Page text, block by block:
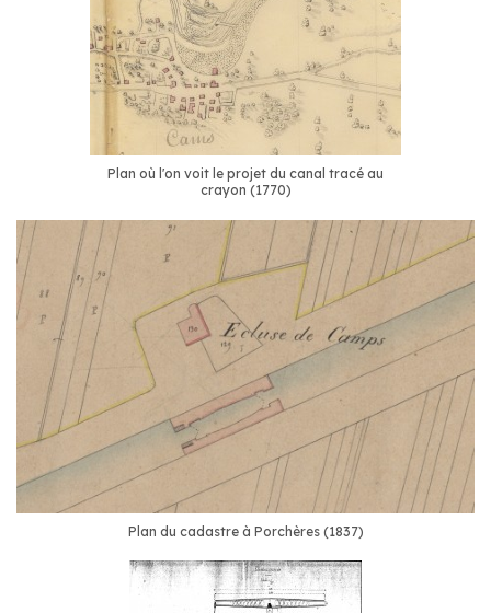
Plan où l'on voit le projet du canal tracé au
crayon (1770)
Plan du cadastre à Porchères (1837)